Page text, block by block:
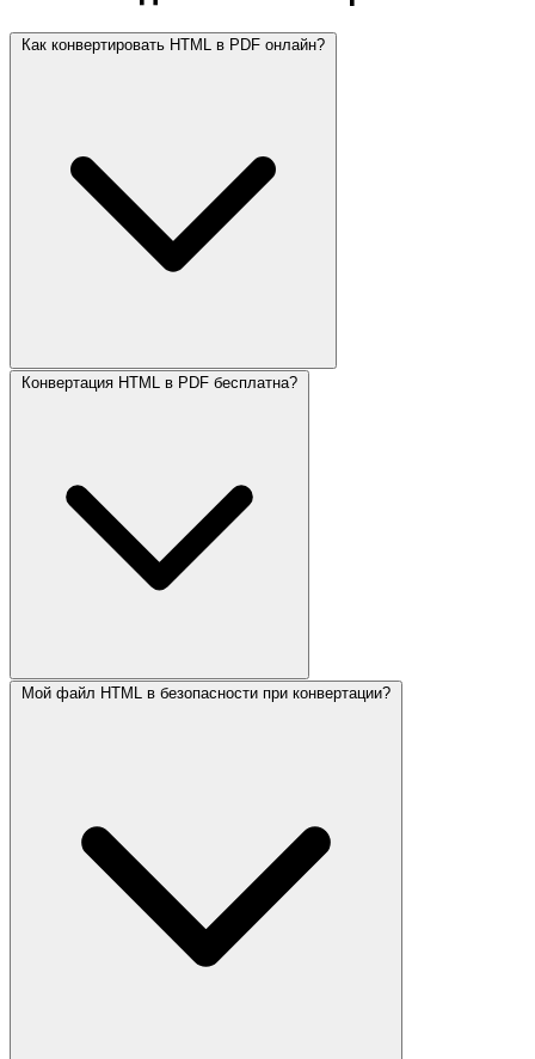
Как конвертировать HTML в PDF онлайн?
Конвертация HTML в PDF бесплатна?
Мой файл HTML в безопасности при конвертации?